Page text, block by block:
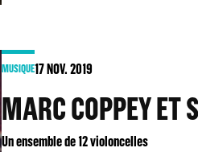
MUSIQUE17NOV. 2019
MARC COPPEY ET
Un ensemble de 12 violoncelles